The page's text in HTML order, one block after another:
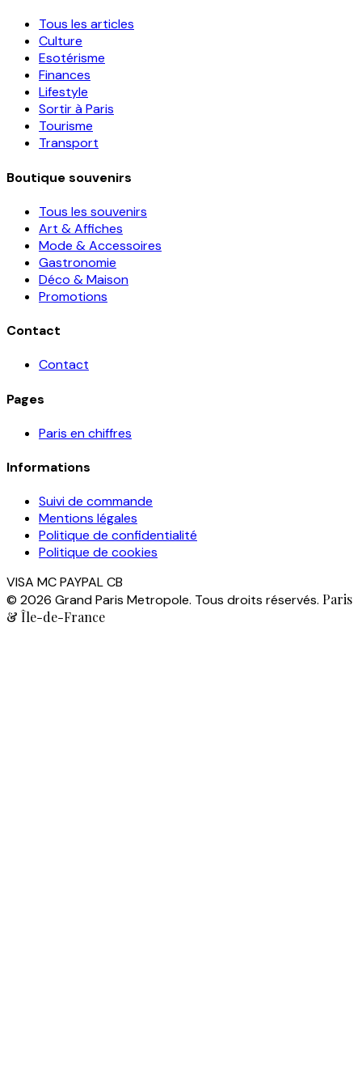
Tous les articles
Culture
Esotérisme
Finances
Lifestyle
Sortir à Paris
Tourisme
Transport
Boutique souvenirs
Tous les souvenirs
Art & Affiches
Mode & Accessoires
Gastronomie
Déco & Maison
Promotions
Contact
Contact
Pages
Paris en chiffres
Informations
Suivi de commande
Mentions légales
Politique de confidentialité
Politique de cookies
VISA MCPAYPALCB
© 2026 Grand Paris Metropole. Tous droits réservés. Paris
& Île-de-France